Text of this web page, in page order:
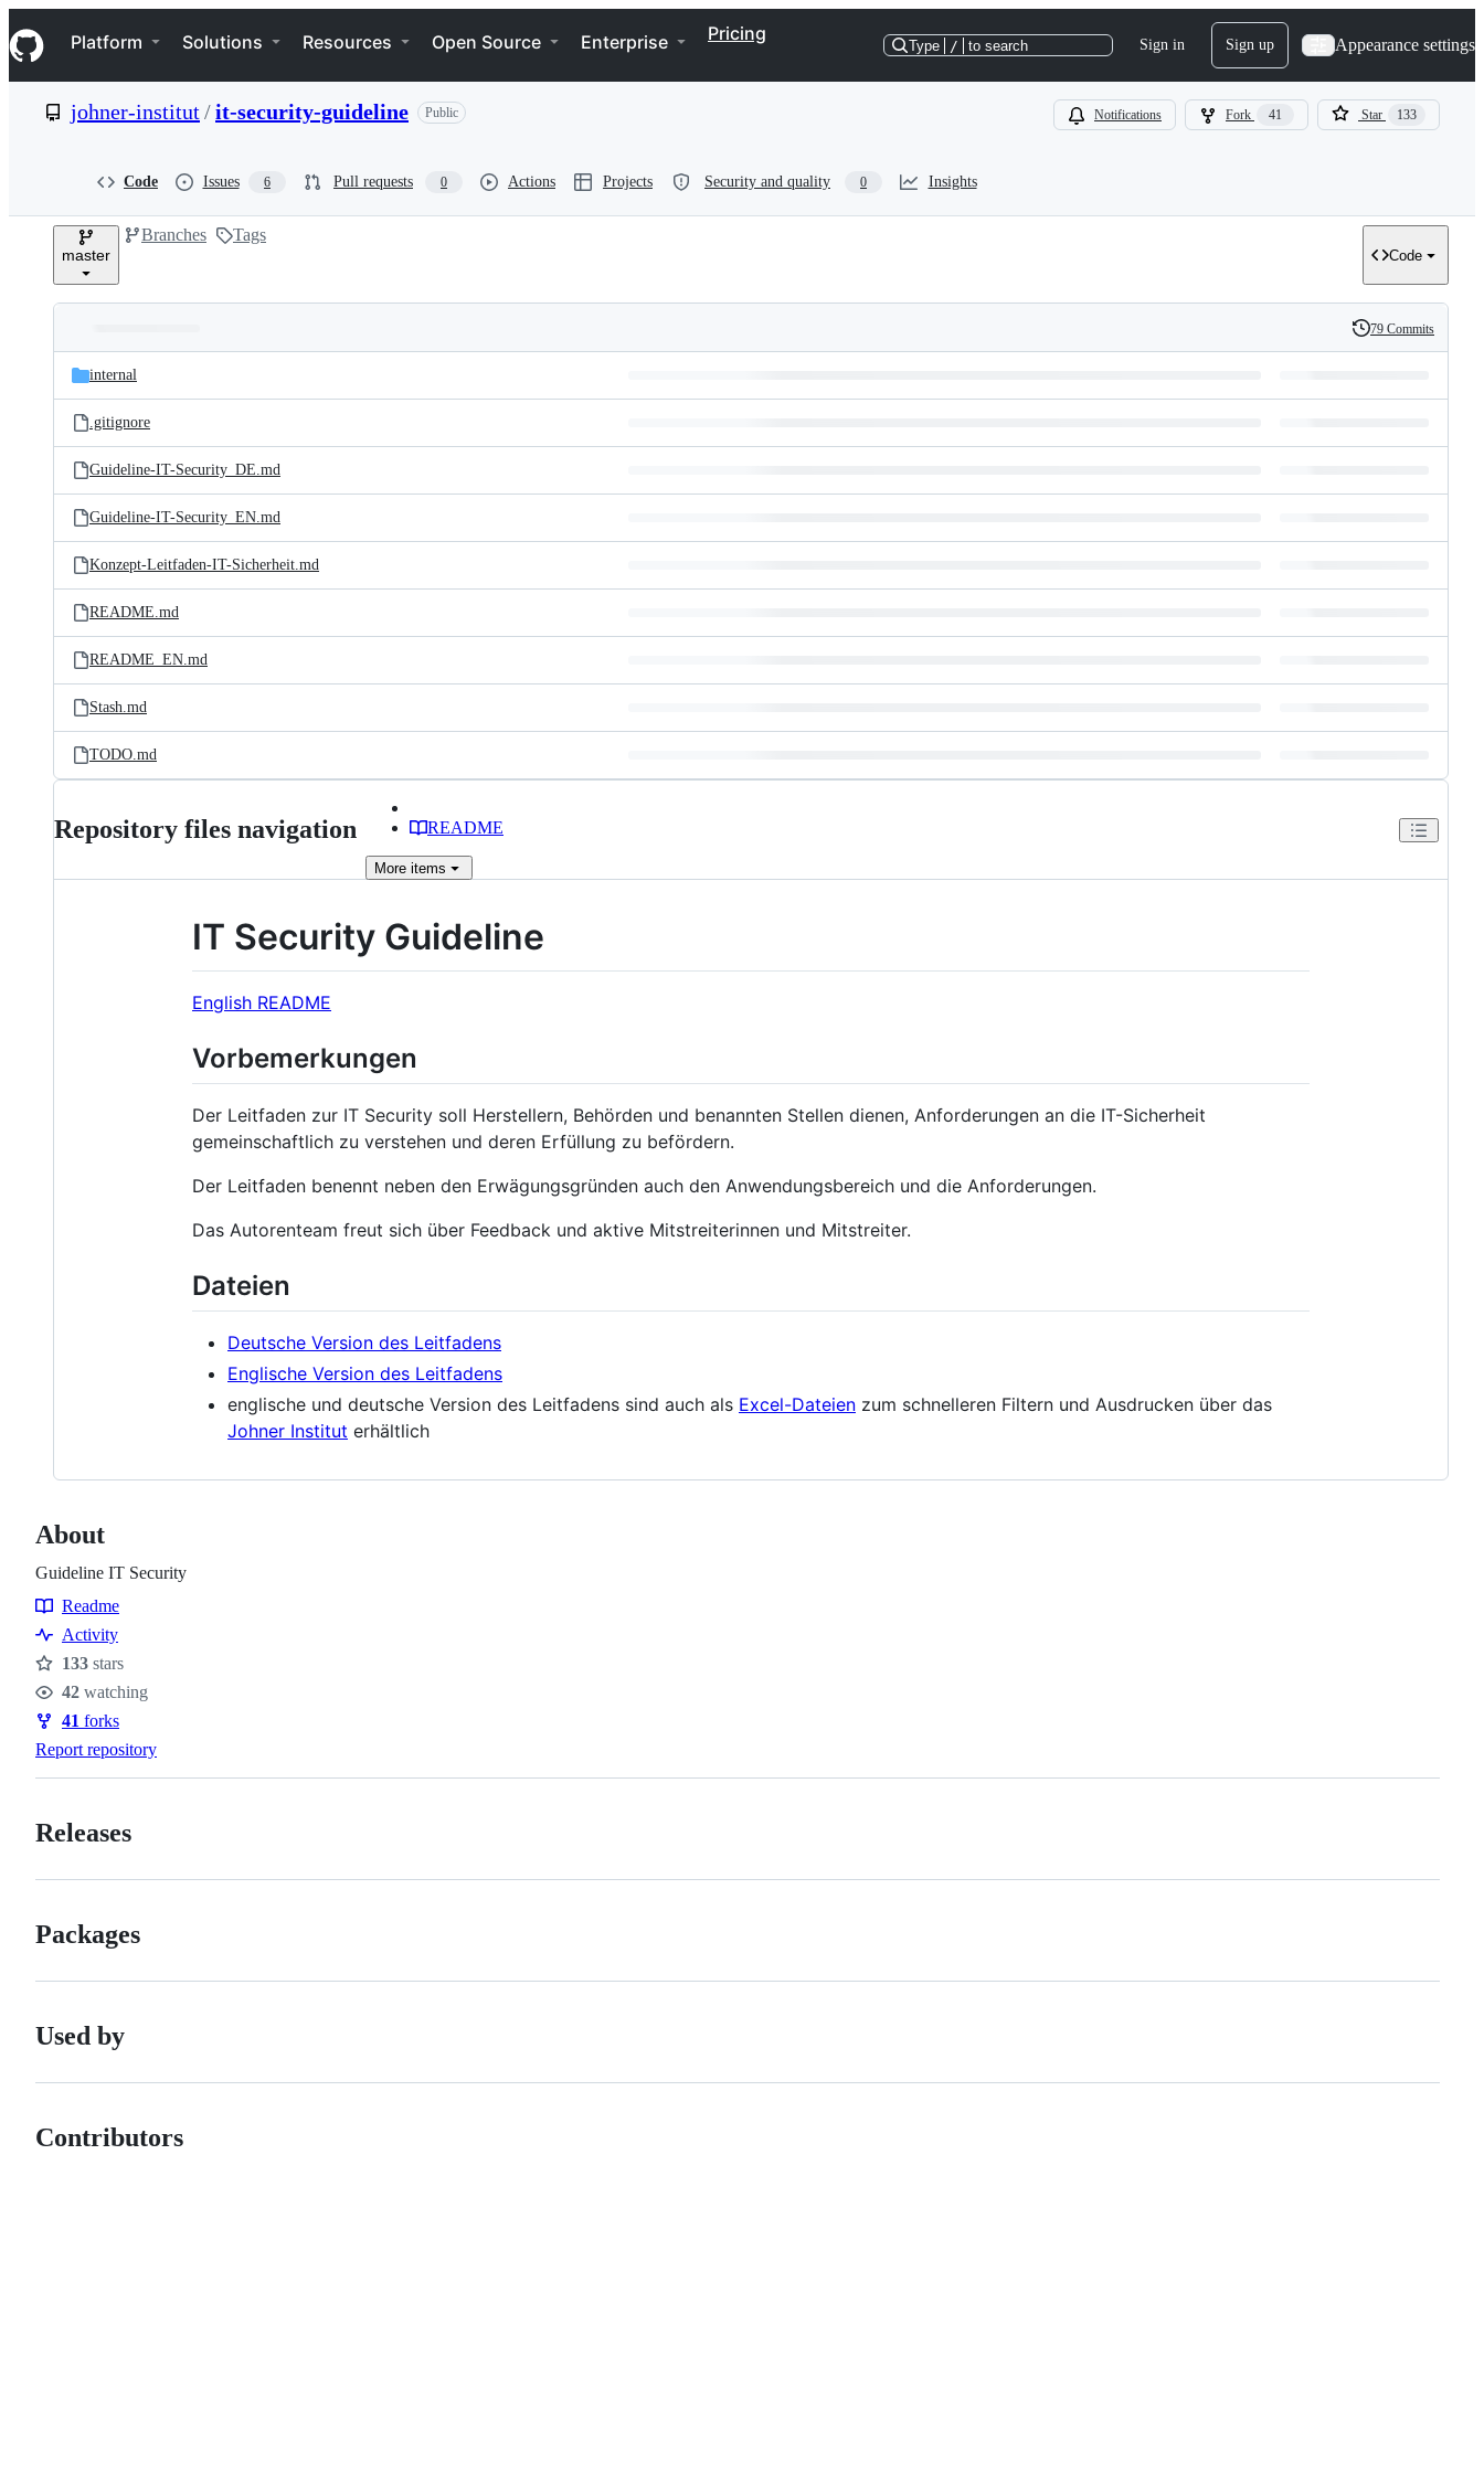
k
i
p
e
Navigation Menu
Platform Solutions Resources Open Source Enterprise Pricing
Type / to search Sign in Sign up Appearance settings
johner-institut/it-security-guideline Public Notifications Fork 41 Star 133
Code Issues 6 Pull requests 0 Actions Projects Security and quality 0 Insights
master
Branches Tags
Code
and
files
Latest
commit
History
79 Commits
internal
.gitignore
Guideline-IT-Security_DE.md
Guideline-IT-Security_EN.md
Konzept-Leitfaden-IT-Sicherheit.md
README.md
README_EN.md
Stash.md
TODO.md
Repository files navigation README
More items
IT Security Guideline
English README
Vorbemerkungen
Der Leitfaden zur IT Security soll Herstellern, Behörden und benannten Stellen dienen, Anforderungen an die IT-Sicherheit
gemeinschaftlich zu verstehen und deren Erfüllung zu befördern.
Der Leitfaden benennt neben den Erwägungsgründen auch den Anwendungsbereich und die Anforderungen.
Das Autorenteam freut sich über Feedback und aktive Mitstreiterinnen und Mitstreiter.
Dateien
Deutsche Version des Leitfadens
Englische Version des Leitfadens
englische und deutsche Version des Leitfadens sind auch als Excel-Dateien zum schnelleren Filtern und Ausdrucken über das
Johner Institut erhältlich
About
Guideline IT Security
Resources
Readme
Activity
Stars
133 stars
Watchers
42 watching
Forks
41 forks
Report repository
Releases
Packages
Used by
Contributors